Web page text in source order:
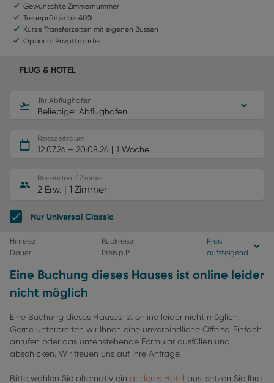
Gewünschte Zimmernummer
Treueprämie bis 40%
Kurze Transferzeiten mit eigenen Bussen
Optional Privattransfer
FLUG & HOTEL
Ihr Abflughafen
Beliebiger Abflughafen
Reisezeitraum
12.07.26 – 20.08.26 1 Woche
Reisenden / Zimmer
2 Erw. | 1 Zimmer
Nur Universal Classic
Hinreise
Rückreise
Dauer
Preis p.P.
Preis
aufsteigend
Eine Buchung dieses Hauses ist online leider
nicht möglich
Eine Buchung dieses Hauses ist online leider nicht möglich.
Gerne unterbreiten wir Ihnen eine unverbindliche Offerte. Einfach
anrufen oder das untenstehende Formular ausfüllen und
abschicken. Wir freuen uns auf Ihre Anfrage.
Bitte wählen Sie alternativ ein anderes Hotel aus, setzen Sie Ihre